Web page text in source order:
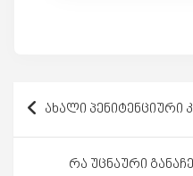
პოსტის
ახალი პენიტენციური
რა უცნაური